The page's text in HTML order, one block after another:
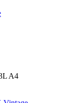
A4